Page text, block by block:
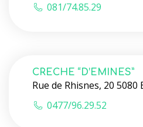
081/74.85.29
CRECHE “D’EMINES”
Rue de Rhisnes, 20 5080
0477/96.29.52